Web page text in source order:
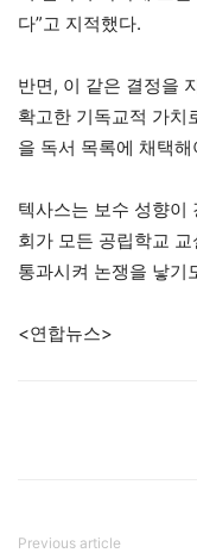
다”고 지적했다.
반면, 이 같은 결정을
확고한 기독교적 가치
을 독서 목록에 채택
텍사스는 보수 성향이
회가 모든 공립학교
통과시켜 논쟁을 낳기
<연합뉴스>
Previous article